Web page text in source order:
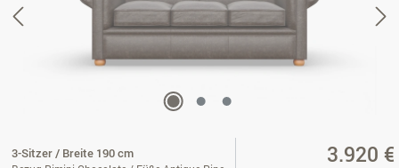
3-Sitzer / Breite 190 cm 3.920 €